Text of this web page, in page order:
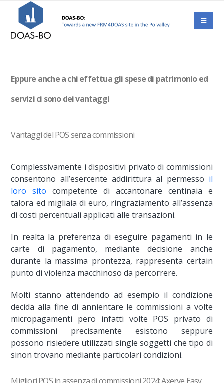
Eppure anche a chi effettua gli spese di patrimonio ed
servizi ci sono dei vantaggi
Vantaggi del POS senza commissioni
Complessivamente i dispositivi privato di commissioni
consentono all’esercente addirittura al permesso il
loro sito competente di accantonare centinaia e
talora ed migliaia di euro, ringraziamento all’assenza
di costi percentuali applicati alle transazioni.
In realta la preferenza di eseguire pagamenti in le
carte di pagamento, mediante decisione anche
durante la massima prontezza, rappresenta certain
punto di violenza macchinoso da percorrere.
Molti stanno attendendo ad esempio il condizione
decida alla fine di annientare le commissioni a volte
micropagamenti pero infatti volte POS privato di
commissioni precisamente esistono seppure
possono risiedere utilizzati single soggetti che tipo di
sinon trovano mediante particolari condizioni.